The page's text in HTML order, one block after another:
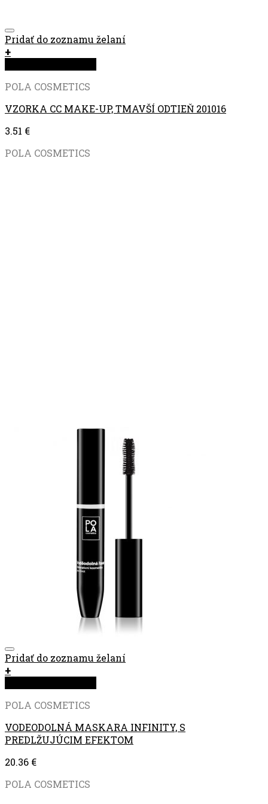
Pridať do zoznamu želaní
+
POLA COSMETICS
VZORKA CC MAKE-UP, TMAVŠÍ ODTIEŇ 201016
3.51 €
POLA COSMETICS
Pridať do zoznamu želaní
+
POLA COSMETICS
VODEODOLNÁ MASKARA INFINITY, S
PREDLŽUJÚCIM EFEKTOM
20.36 €
POLA COSMETICS